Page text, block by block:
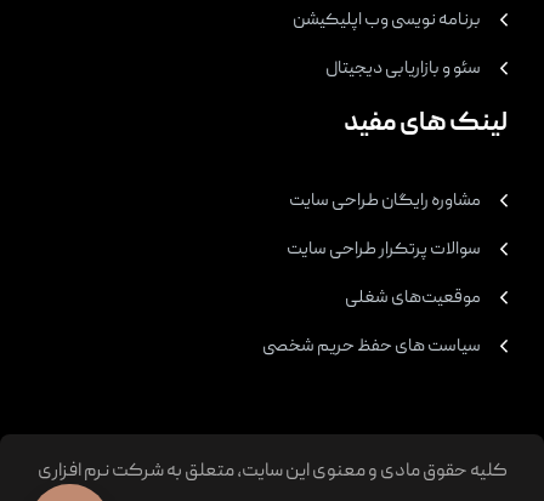
برنامه نویسی وب اپلیکیشن
سئو و بازاریابی دیجیتال
لینک های مفید
مشاوره رایگان طراحی سایت
سوالات پرتکرار طراحی سایت
موقعیت‌های شغلی
سیاست های حفظ حریم شخصی
کلیه حقوق مادی و معنوی این سایت، متعلق به شرکت نرم افزاری